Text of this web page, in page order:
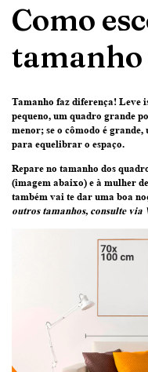
Como
tamanho
Tamanho faz diferença! Leve
pequeno, um quadro grande
menor; se o cômodo é
para equelibrar o espaço.
Repare no tamanho dos
(imagem abaixo) e à mulher
também vai te dar uma boa
outros tamanhos, consulte via